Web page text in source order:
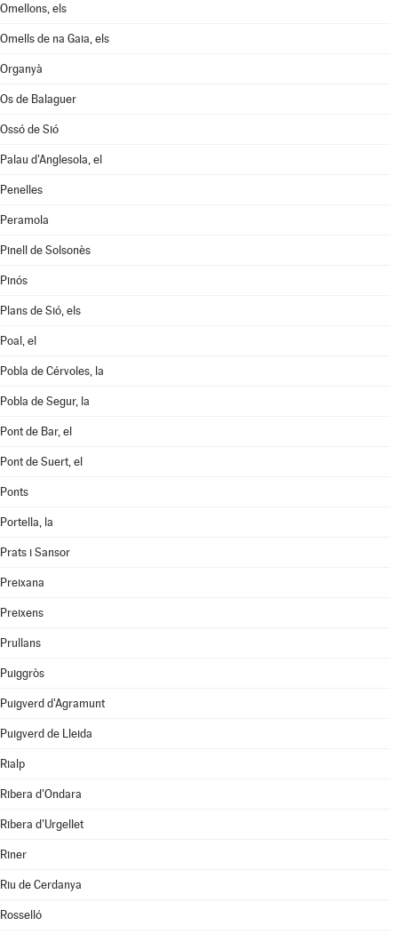
Omellons, els
Omells de na Gaia, els
Organyà
Os de Balaguer
Ossó de Sió
Palau d'Anglesola, el
Penelles
Peramola
Pinell de Solsonès
Pinós
Plans de Sió, els
Poal, el
Pobla de Cérvoles, la
Pobla de Segur, la
Pont de Bar, el
Pont de Suert, el
Ponts
Portella, la
Prats i Sansor
Preixana
Preixens
Prullans
Puiggròs
Puigverd d'Agramunt
Puigverd de Lleida
Rialp
Ribera d'Ondara
Ribera d'Urgellet
Riner
Riu de Cerdanya
Rosselló